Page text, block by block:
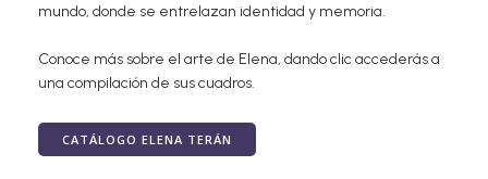
mundo, donde se entrelazan identidad y memoria.
Conoce más sobre el arte de Elena, dando clic accederás a
una compilación de sus cuadros.
CATÁLOGO ELENA TERÁN